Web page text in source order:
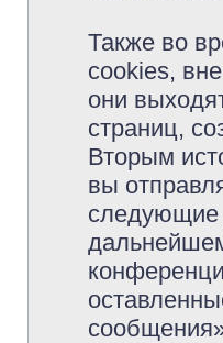
Также во
cookies,
они
страниц,
Вторым
вы
следующие